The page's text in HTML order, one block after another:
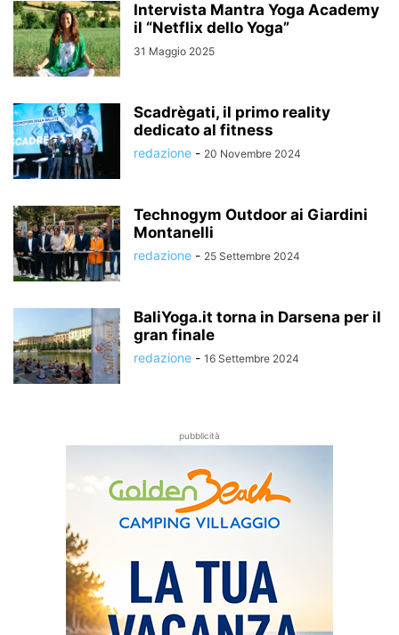
Intervista Mantra Yoga Academy
il “Netflix dello Yoga”
31 Maggio 2025
Scadrègati, il primo reality
dedicato al fitness
redazione - 20 Novembre 2024
Technogym Outdoor ai Giardini
Montanelli
redazione - 25 Settembre 2024
BaliYoga.it torna in Darsena per il
gran finale
redazione - 16 Settembre 2024
pubblicità